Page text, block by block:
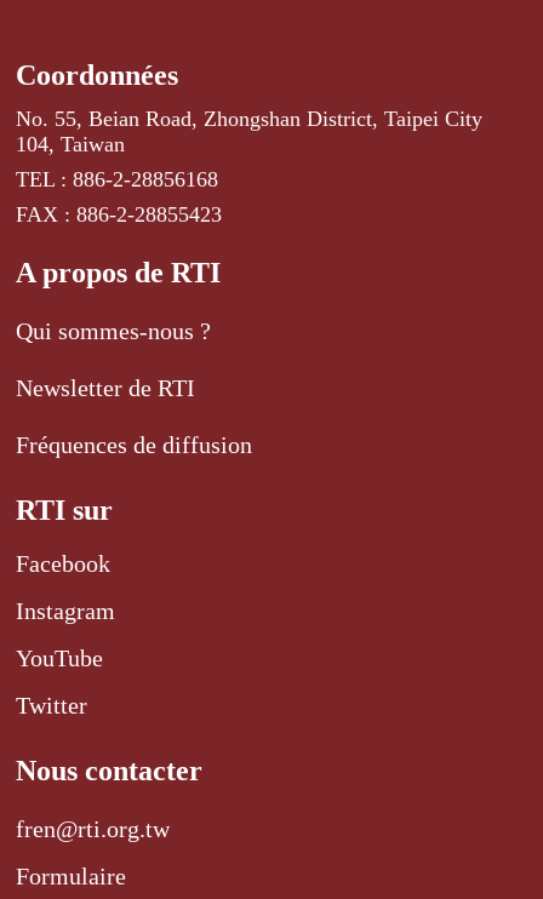
Coordonnées
No. 55, Beian Road, Zhongshan District, Taipei City
104, Taiwan
TEL : 886-2-28856168
FAX : 886-2-28855423
A propos de RTI
Qui sommes-nous ?
Newsletter de RTI
Fréquences de diffusion
RTI sur
Facebook
Instagram
YouTube
Twitter
Nous contacter
fren@rti.org.tw
Formulaire